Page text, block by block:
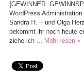
{GEWINNER:
WordPress
Sandra H. – und Olga
bekommt ihr noch heute
ziehe ich ... Mehr lesen »